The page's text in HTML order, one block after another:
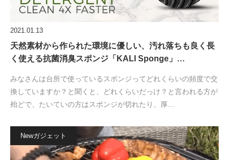
2021.01.13
天然素材から作られた環境に優しい、汚れ落ちも良く長
く使える抗菌消臭スポンジ「KALI Sponge」…
みなさんは台所で使っているスポンジってどれくらいの頻度で交
換していますか？と聞くと、どれくらいだっけ？と言われる方が
殆どで、たいていの方はスポンジが切れたり、厚…
Newガジェット